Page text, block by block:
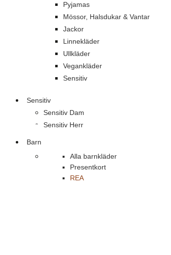
Pyjamas
Mössor, Halsdukar & Vantar
Jackor
Linnekläder
Ullkläder
Vegankläder
Sensitiv
Sensitiv
Sensitiv Dam
Sensitiv Herr
Barn
Alla barnkläder
Presentkort
REA